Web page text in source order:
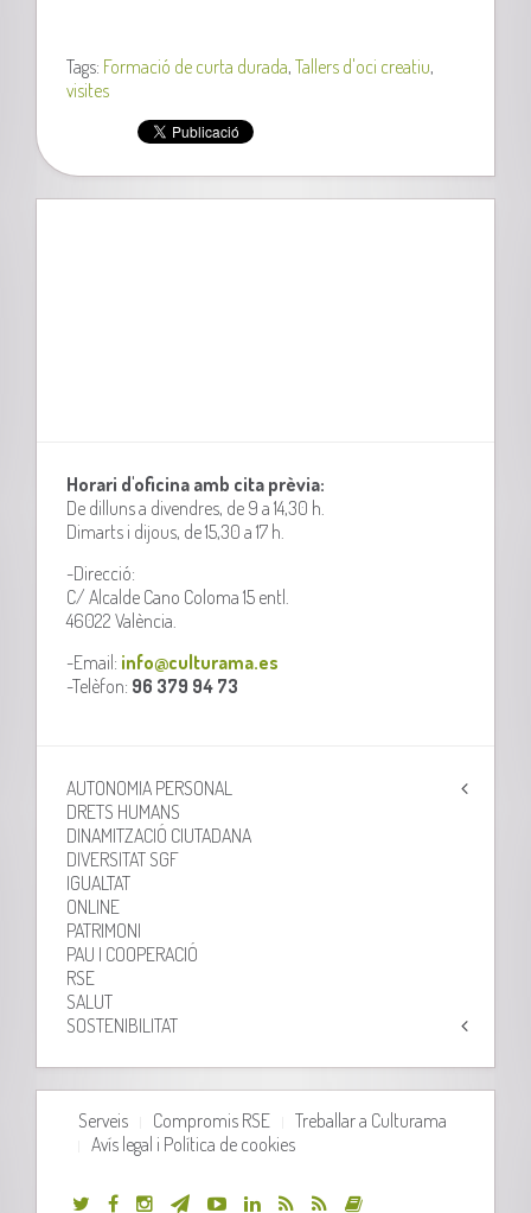
Tags: Formació de curta durada,Tallers d'oci creatiu,
visites
Horari d'oficina amb cita prèvia:
De dilluns a divendres, de 9 a 14,30 h.
Dimarts i dijous, de 15,30 a 17 h.
-Direcció:
C/ Alcalde Cano Coloma 15 entl.
46022 València.
-Email: info@culturama.es
-Telèfon: 96 379 94 73
AUTONOMIA PERSONAL
DRETS HUMANS
DINAMITZACIÓ CIUTADANA
DIVERSITAT SGF
IGUALTAT
ONLINE
PATRIMONI
PAU I COOPERACIÓ
RSE
SALUT
SOSTENIBILITAT
Serveis Compromis RSE
Treballar a Culturama
Avís legal i Política de cookies